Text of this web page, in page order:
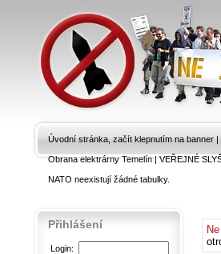
Úvodní stránka, začít klepnutím na banner |
Obrana elektrárny Temelín|VEŘEJNÉ
NATO neexistují žádné tabulky.
Přihlášení
Login: